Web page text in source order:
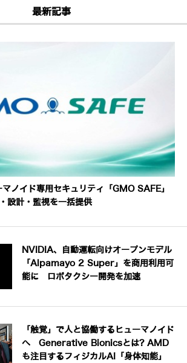
最新記事
ノイド専用セキュリティ「GMO SAFE」
設計・監視を一括提供
NVIDIA、自動運転向けオープンモデル
「Alpamayo 2 Super」を商用利用可
能に ロボタクシー開発を加速
「触覚」で人と協働するヒューマノイド
へ Generative Bionicsとは? AMD
も注目するフィジカルAI「身体知能」